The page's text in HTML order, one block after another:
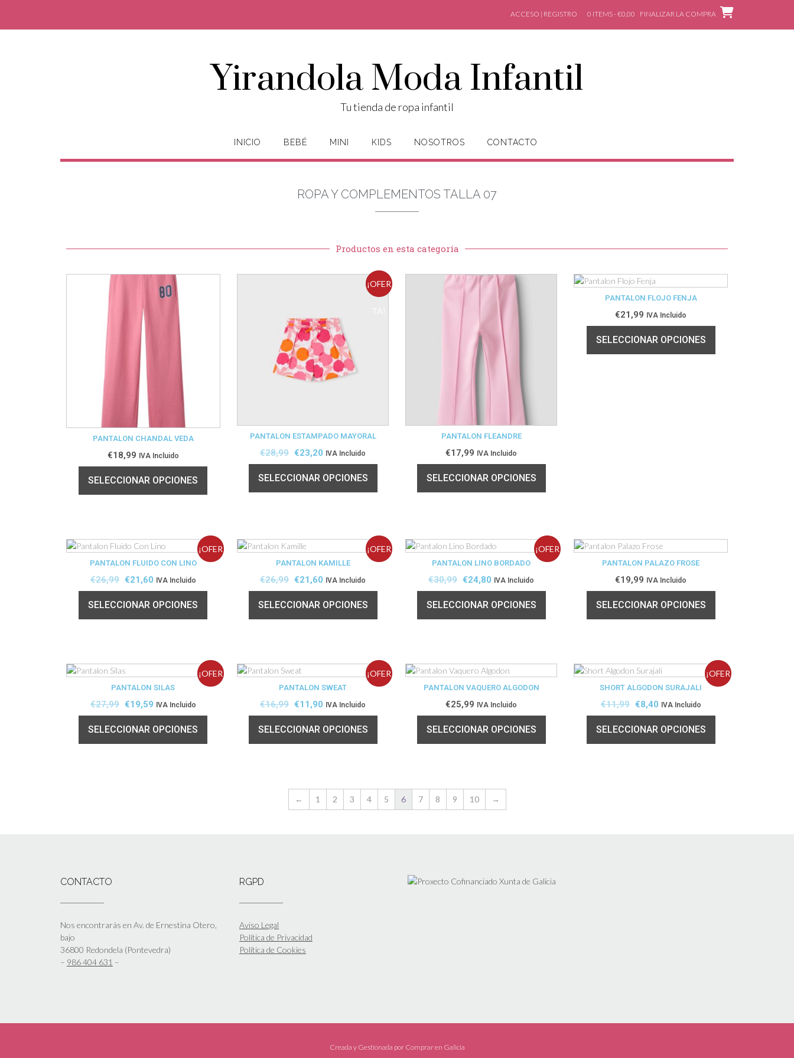
ACCESO | REGISTRO 0 ITEMS - €0,00 FINALIZAR LA COMPRA
Yirandola Moda Infantil
Tu tienda de ropa infantil
INICIO BEBÉ MINI KIDS NOSOTROS CONTACTO
ROPA Y COMPLEMENTOS TALLA 07
Productos en esta categoría
PANTALON CHANDAL VEDA
€18,99 IVA Incluido
SELECCIONAR OPCIONES
¡OFER
PANTALON ESTAMPADO MAYORAL
€28,99 €23,20 IVA Incluido
SELECCIONAR OPCIONES
PANTALON FLEANDRE
€17,99 IVA Incluido
SELECCIONAR OPCIONES
PANTALON FLOJO FENJA
€21,99 IVA Incluido
SELECCIONAR OPCIONES
¡OFER
PANTALON FLUIDO CON LINO
€26,99 €21,60 IVA Incluido
SELECCIONAR OPCIONES
¡OFER
PANTALON KAMILLE
€26,99 €21,60 IVA Incluido
SELECCIONAR OPCIONES
¡OFER
PANTALON LINO BORDADO
€30,99 €24,80 IVA Incluido
SELECCIONAR OPCIONES
PANTALON PALAZO FROSE
€19,99 IVA Incluido
SELECCIONAR OPCIONES
¡OFER
PANTALON SILAS
€27,99 €19,59 IVA Incluido
SELECCIONAR OPCIONES
¡OFER
PANTALON SWEAT
€16,99 €11,90 IVA Incluido
SELECCIONAR OPCIONES
PANTALON VAQUERO ALGODON
€25,99 IVA Incluido
SELECCIONAR OPCIONES
¡OFER
SHORT ALGODON SURAJALI
€11,99 €8,40 IVA Incluido
SELECCIONAR OPCIONES
← 1 2 3 4 5 6 7 8 9 10 →
CONTACTO
Nos encontrarás en Av. de Ernestina Otero,
bajo
36800 Redondela (Pontevedra)
– 986 404 631 –
RGPD
Aviso Legal
Política de Privacidad
Política de Cookies
Creada y Gestionada por Comprar en Galicia